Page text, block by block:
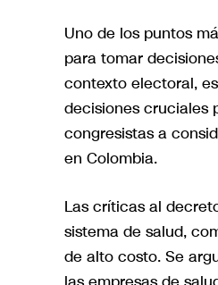
Uno de los puntos
para tomar
contexto electoral,
decisiones cruciales
congresistas a
en Colombia.
Las críticas al
sistema de salud,
de alto costo. Se